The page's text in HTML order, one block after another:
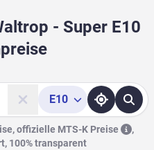
- Super E10
E10
offizielle MTS-K Preise
,
100% transparent